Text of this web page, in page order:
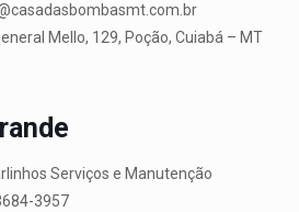
Mello, 129, Poção, Cuiabá – MT
Serviços e Manutenção
3957